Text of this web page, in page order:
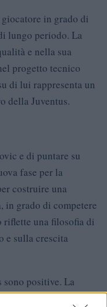
in grado di
lungo periodo. La
e nella sua
progetto tecnico
di lui rappresenta un
della Juventus.
e di puntare su
fase per la
costruire una
in grado di competere
riflette una filosofia di
e sulla crescita
sono positive. La
per costruire una